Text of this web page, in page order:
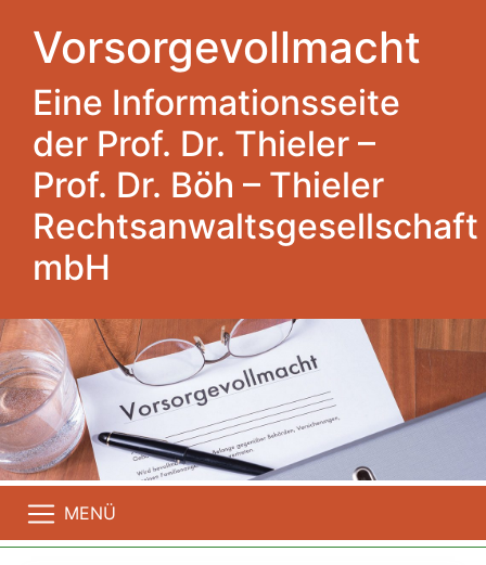
Vorsorgevollmacht
Eine Informationsseite
der Prof. Dr. Thieler –
Prof. Dr. Böh – Thieler
Rechtsanwaltsgesellschaft
mbH
MENÜ